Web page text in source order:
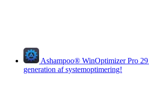
Ashampoo® WinOptimizer Pro 29
generation af systemoptimering!